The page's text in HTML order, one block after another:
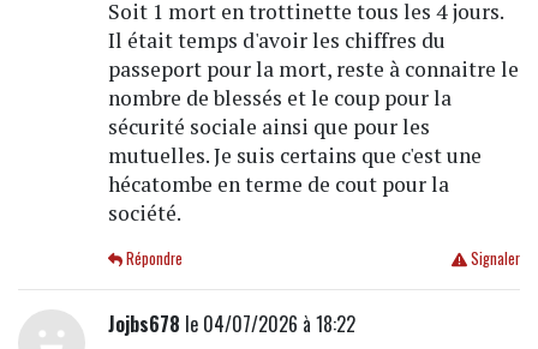
Soit 1 mort en trottinette tous les 4 jours.
Il était temps d'avoir les chiffres du
passeport pour la mort, reste à connaitre le
nombre de blessés et le coup pour la
sécurité sociale ainsi que pour les
mutuelles. Je suis certains que c'est une
hécatombe en terme de cout pour la
société.
Signaler
Répondre
Jojbs678 le 04/07/2026 à 18:22